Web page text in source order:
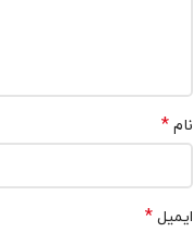
نام*
ایمیل*